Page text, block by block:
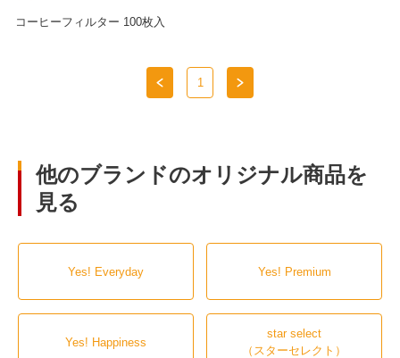
コーヒーフィルター 100枚入
1
他のブランドのオリジナル商品を
見る
Yes! Everyday Yes! Premium
Yes! Happiness
star select
（スターセレクト）